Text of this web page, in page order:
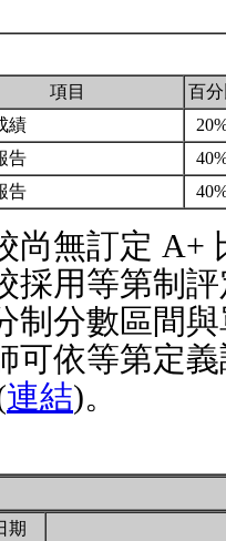
項目
百
績
告
告
尚無訂定 A+
採用等第制
制分數區間
可依等第定
連結)。
期